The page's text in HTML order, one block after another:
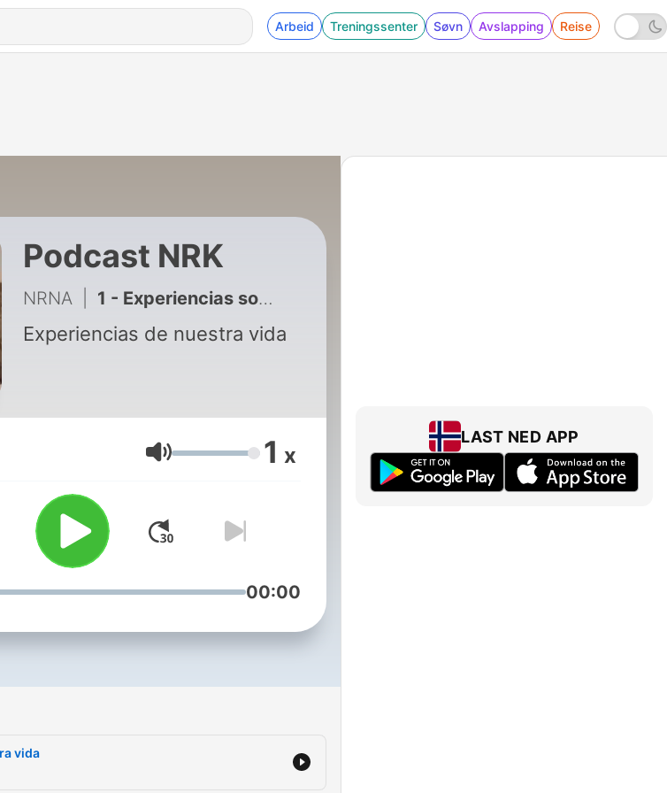
Arbeid Treningssenter Søvn Avslapping Reise
Podcast NRK
NRNA 1 - Experiencias sobre nuestra vida
Experiencias de nuestra vida
Volum 1 x
00:00
vida
LAST NED APP